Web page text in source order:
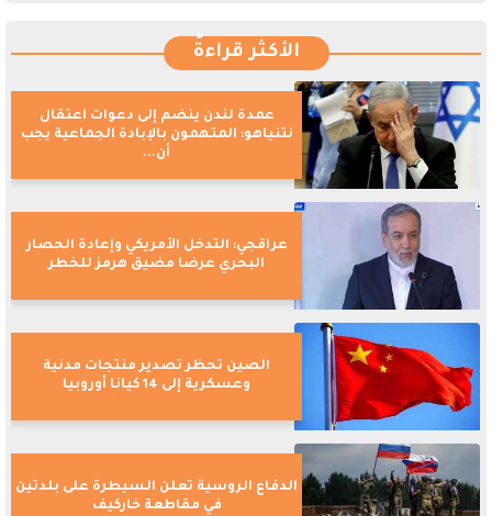
الأكثر قراءةً
عمدة لندن ينضم إلى دعوات اعتقال
نتنياهو: المتهمون بالإبادة الجماعية يجب
أن...
عراقجي: التدخل الأمريكي وإعادة الحصار
البحري عرضا مضيق هرمز للخطر
الصين تحظر تصدير منتجات مدنية
وعسكرية إلى 14 كيانا أوروبيا
الدفاع الروسية تعلن السيطرة على بلدتين
في مقاطعة خاركيف